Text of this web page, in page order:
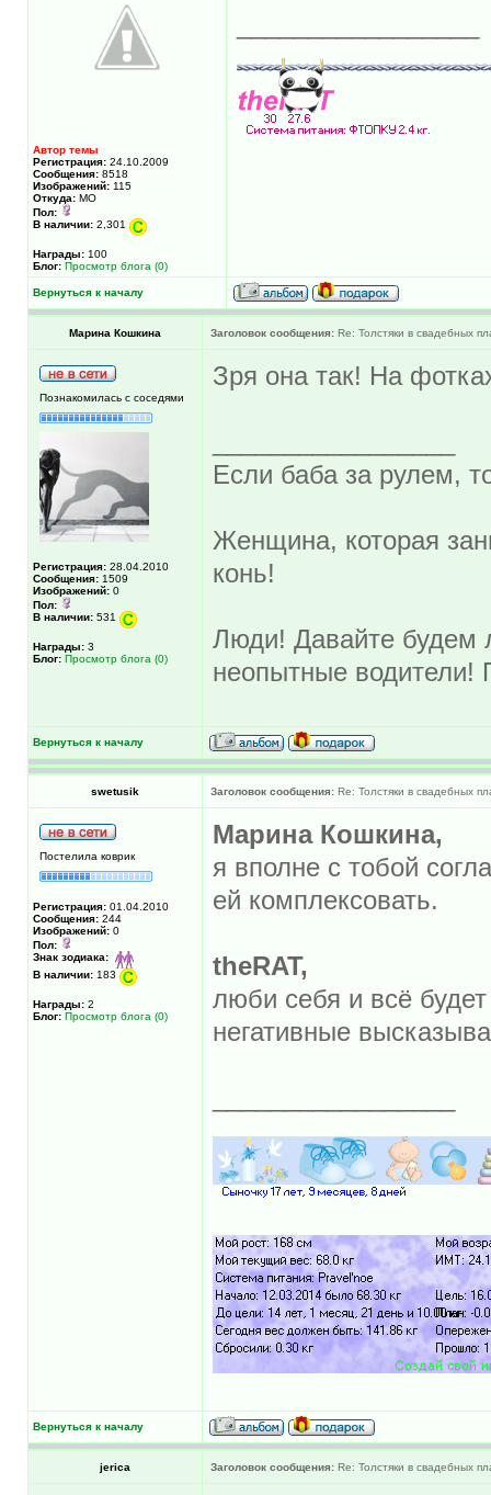
Автор темы
Регистрация: 24.10.2009
Сообщения: 8518
Изображений: 115
Откуда: МО
Пол:
В наличии: 2,301
Награды: 100
Блог: Просмотр блога (0)
Вернуться к началу
Марина Кошкина Заголовок сообщения: Re: Толстяки в свадебных
Познакомилась с соседями
Регистрация: 28.04.2010
Сообщения: 1509
Изображений: 0
Пол:
В наличии: 531
Награды: 3
Блог: Просмотр блога (0)
Зря она так! На
Если баба за рулем,
Женщина, которая
конь!
Люди! Давайте будем
неопытные водители!
Вернуться к началу
swetusik Заголовок сообщения: Re: Толстяки в свадебных
Постелила коврик
Регистрация: 01.04.2010
Сообщения: 244
Изображений: 0
Пол:
Знак зодиака:
В наличии: 183
Награды: 2
Блог: Просмотр блога (0)
Марина Кошкина,
я вполне с тобой
ей комплексовать.
theRAT,
люби себя и всё
негативные
Вернуться к началу
jerica Заголовок сообщения: Re: Толстяки в свадебных